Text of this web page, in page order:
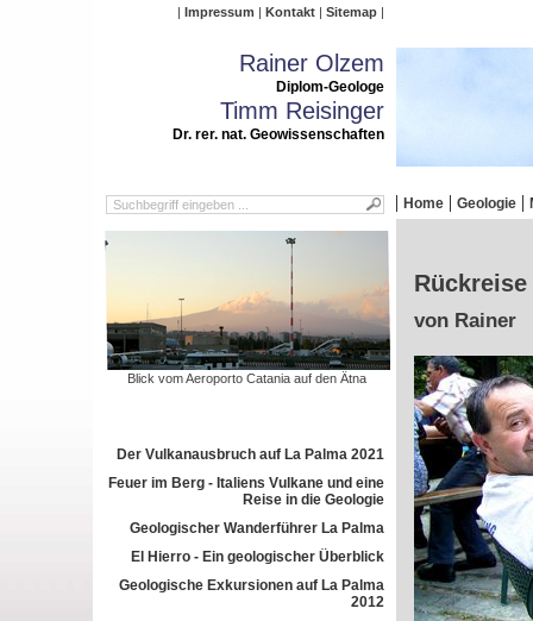
Impressum Kontakt Sitemap
Rainer Olzem
Diplom-Geologe
Timm Reisinger
Dr. rer. nat. Geowissenschaften
Home Geologie
Blick vom Aeroporto Catania auf den Ätna
Der Vulkanausbruch auf La Palma 2021
Feuer im Berg - Italiens Vulkane und eine
Reise in die Geologie
Geologischer Wanderführer La Palma
El Hierro - Ein geologischer Überblick
Geologische Exkursionen auf La Palma
2012
von Rainer